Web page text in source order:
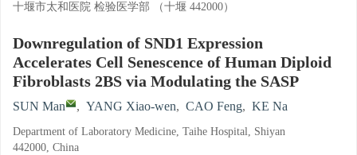
十堰市太和医院 检验医学部 （十堰 442000）
Downregulation of SND1 Expression
Accelerates Cell Senescence of Human Diploid
Fibroblasts 2BS via Modulating the SASP
SUN Man , YANG Xiao-wen, CAO Feng, KE Na
Department of Laboratory Medicine, Taihe Hospital, Shiyan
442000, China